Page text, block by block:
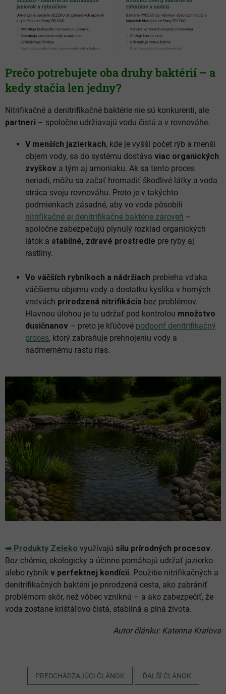
Prečo potrebujete oba druhy baktérií – a
kedy stačia len jedny?
Nitrifikačné a denitrifikačné baktérie nie sú konkurenti, ale
partneri – spoločne udržiavajú vodu čistú a v rovnováhe.
V menších jazierkach, kde je vyšší počet rýb a menší
objem vody, sa do systému dostáva viac organických
zvyškov a tým aj amoniaku. Ak sa tento proces
neriadi, môžu sa začať hromadiť škodlivé látky a voda
stráca svoju rovnováhu. Preto je v takýchto
podmienkach zásadné, aby vo vode pôsobili
nitrifikačné aj denitrifikačné baktérie zároveň –
spoločne zabezpečujú plynulý rozklad organických
látok a stabilné, zdravé prostredie pre ryby aj
rastliny.
Vo väčších rybníkoch a nádržiach prebieha vďaka
väčšiemu objemu vody a dostatku kyslíka v horných
vrstvách prirodzená nitrifikácia bez problémov.
Hlavnou úlohou je tu udržať pod kontrolou množstvo
dusičnanov – preto je kľúčové podporiť denitrifikačný
proces, ktorý zabraňuje prehnojeniu vody a
nadmernému rastu rias.
➡ Produkty Zeleko využívajú silu prírodných procesov.
Bez chémie, ekologicky a účinne pomáhajú udržať jazierko
alebo rybník v perfektnej kondícii. Použitie nitrifikačných a
denitrifikačných baktérií je prirodzená cesta, ako zabrániť
problémom skôr, než vôbec vzniknú – a ako zabezpečiť, že
voda zostane krištáľovo čistá, stabilná a plná života.
Autor článku: Katerina Kralova
PREDCHÁDZAJÚCI ČLÁNOK ĎALŠÍ ČLÁNOK